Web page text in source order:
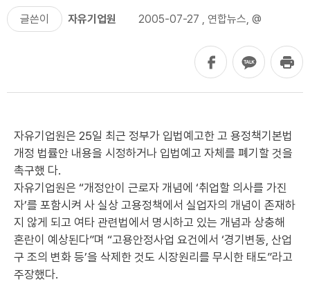
글쓴이 자유기업원 2005-07-27 , 연합뉴스, @
자유기업원은 25일 최근 정부가 입법예고한 고 용정책기본법
개정 법률안 내용을 시정하거나 입법예고 자체를 폐기할 것을
촉구했 다.
자유기업원은 “개정안이 근로자 개념에 ‘취업할 의사를 가진
자’를 포함시켜 사 실상 고용정책에서 실업자의 개념이 존재하
지 않게 되고 여타 관련법에서 명시하고 있는 개념과 상충해
혼란이 예상된다”며 “고용안정사업 요건에서 ‘경기변동, 산업
구 조의 변화 등’을 삭제한 것도 시장원리를 무시한 태도”라고
주장했다.